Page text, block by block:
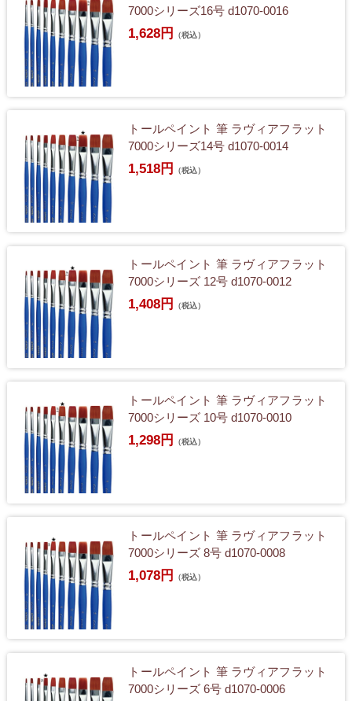
7000シリーズ16号 d1070-0016
1,628円 （税込）
トールペイント 筆 ラヴィアフラット
7000シリーズ14号 d1070-0014
1,518円 （税込）
トールペイント 筆 ラヴィアフラット
7000シリーズ 12号 d1070-0012
1,408円 （税込）
トールペイント 筆 ラヴィアフラット
7000シリーズ 10号 d1070-0010
1,298円 （税込）
トールペイント 筆 ラヴィアフラット
7000シリーズ 8号 d1070-0008
1,078円 （税込）
トールペイント 筆 ラヴィアフラット
7000シリーズ 6号 d1070-0006